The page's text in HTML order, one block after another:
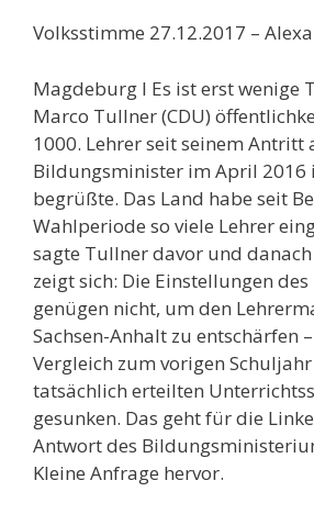
Volksstimme 27.12.2017 –
Magdeburg l Es ist erst wenige
Marco Tullner (CDU)
1000. Lehrer seit seinem Antritt
Bildungsminister im April 2016
begrüßte. Das Land habe seit
Wahlperiode so viele Lehrer
sagte Tullner davor und
zeigt sich: Die Einstellungen
genügen nicht, um den
Sachsen-Anhalt zu entschärfen
Vergleich zum vorigen
tatsächlich erteilten
gesunken. Das geht für die
Antwort des
Kleine Anfrage hervor.